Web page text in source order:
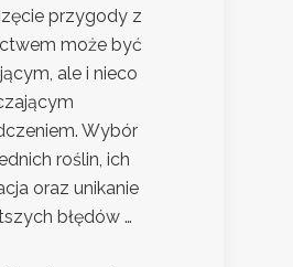
przygody z
może być
ale i nieco
Wybór
roślin, ich
oraz unikanie
błędów …